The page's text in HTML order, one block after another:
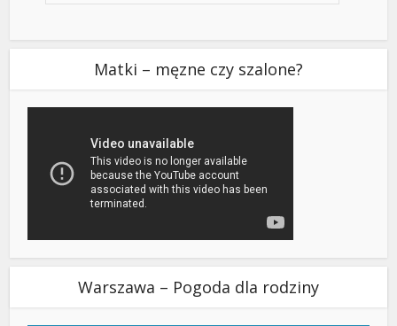
Matki – męzne czy szalone?
Warszawa – Pogoda dla rodziny